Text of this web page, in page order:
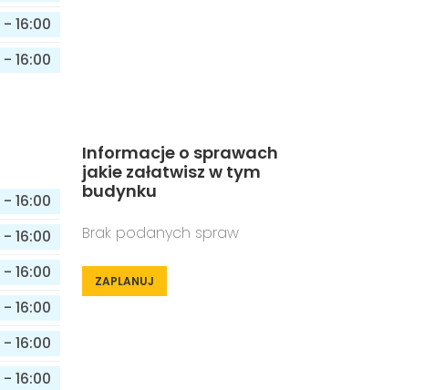
- 16:00
- 16:00
- 16:00
- 16:00
- 16:00
- 16:00
- 16:00
- 16:00
Informacje o sprawach
jakie załatwisz w tym
budynku
Brak podanych spraw
ZAPLANUJ